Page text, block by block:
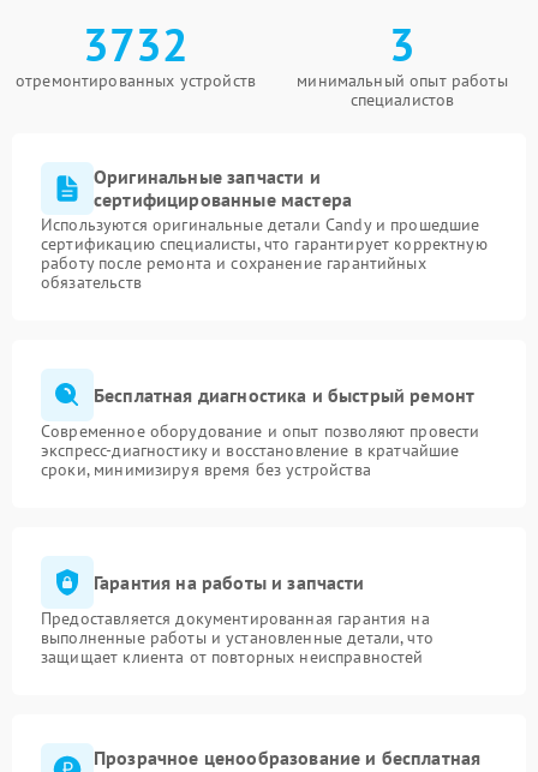
3732
отремонтированных устройств
3
минимальный опыт работы
специалистов
Оригинальные запчасти и
сертифицированные мастера
Используются оригинальные детали Candy и прошедшие
сертификацию специалисты, что гарантирует корректную
работу после ремонта и сохранение гарантийных
обязательств
Бесплатная диагностика и быстрый ремонт
Современное оборудование и опыт позволяют провести
экспресс-диагностику и восстановление в кратчайшие
сроки, минимизируя время без устройства
Гарантия на работы и запчасти
Предоставляется документированная гарантия на
выполненные работы и установленные детали, что
защищает клиента от повторных неисправностей
Прозрачное ценообразование и бесплатная